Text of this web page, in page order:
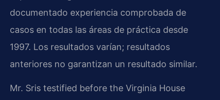
documentado experiencia comprobada de
casos en todas las áreas de práctica desde
1997. Los resultados varían; resultados
anteriores no garantizan un resultado similar.
Mr. Sris testified before the Virginia House